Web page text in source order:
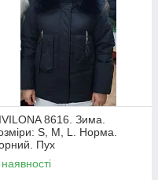
8616. Зима.
S, M, L. Норма.
Пух